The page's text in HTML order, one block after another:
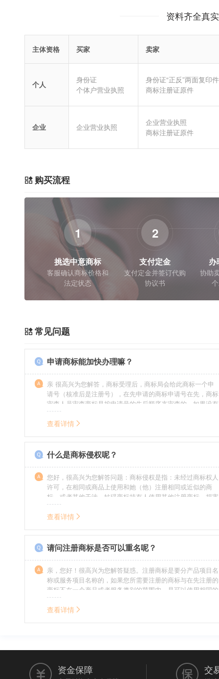
资料齐全真
主体资格 买家 卖家
个人
身份证
个体户营业执照
身份证“正反”两面复印件
商标注册证原件
企业 企业营业执照
企业营业执照
商标注册证原件
购买流程
1
挑选中意商标
客服确认商标价格和
法定状态
2
支付定金
支付定金并签订代购
协议书
办
协助
常见问题
申请商标能加快办理嘛？
亲 很高兴为您解答，商标受理后，商标局会给此商标一个申
请号（核准后是注册号），在先申请的商标申请号在先，商标
审查人员审查商标是按申请号的先后顺序来审查的，如果没有
特殊情况（受理案件需要，被异议等），不会延迟也不会提
前。
查看详情
什么是商标侵权呢？
您好，很高兴为您解答问题：商标侵权是指：未经过商标权人
许可，在相同或商品上使用和她（他）注册相同或近似的商
标，或者其他干涉、妨碍商标持有人使用其他注册商标，损害
商标持有人合法权益的其他行为。侵权的人通常需要承担侵权
的责任，明知侵权的行为的人要承担赔偿的责任。情节严重
查看详情
请问注册商标是否可以重名呢？
亲，您好！很高兴为您解答疑惑。注册商标是要分产品项目名
称或服务项目名称的，如果您所需要注册的商标与在先注册的
商标不在一个产品或者服务类别的范围内，是可以使用相同的
名称的。希望我的回答能帮到您。
查看详情
资金保障 交